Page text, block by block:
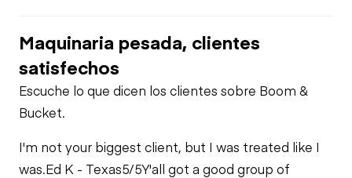
Fuel Leaks
Boom Lift
Cylinder(s)
Limited Function
Check
Maquinaria pesada, clientes
satisfechos
Escuche lo que dicen los clientes sobre Boom &
Bucket.
I'm not your biggest client, but I was treated like I
was.Ed K - Texas5/5Y'all got a good group of